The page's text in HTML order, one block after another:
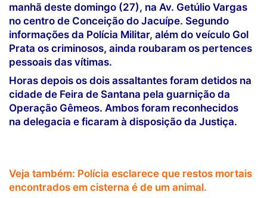
manhã deste domingo (27), na Av. Getúlio Vargas
no centro de Conceição do Jacuípe. Segundo
informações da Polícia Militar, além do veículo Gol
Prata os criminosos, ainda roubaram os pertences
pessoais das vítimas.
Horas depois os dois assaltantes foram detidos na
cidade de Feira de Santana pela guarnição da
Operação Gêmeos. Ambos foram reconhecidos
na delegacia e ficaram à disposição da Justiça.
Veja também: Polícia esclarece que restos mortais
encontrados em cisterna é de um animal.